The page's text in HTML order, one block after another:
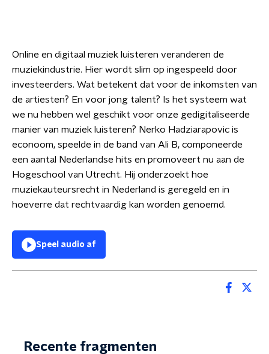
Online en digitaal muziek luisteren veranderen de
muziekindustrie. Hier wordt slim op ingespeeld door
investeerders. Wat betekent dat voor de inkomsten van
de artiesten? En voor jong talent? Is het systeem wat
we nu hebben wel geschikt voor onze gedigitaliseerde
manier van muziek luisteren? Nerko Hadziarapovic is
econoom, speelde in de band van Ali B, componeerde
een aantal Nederlandse hits en promoveert nu aan de
Hogeschool van Utrecht. Hij onderzoekt hoe
muziekauteursrecht in Nederland is geregeld en in
hoeverre dat rechtvaardig kan worden genoemd.
Speel audio af
Recente fragmenten